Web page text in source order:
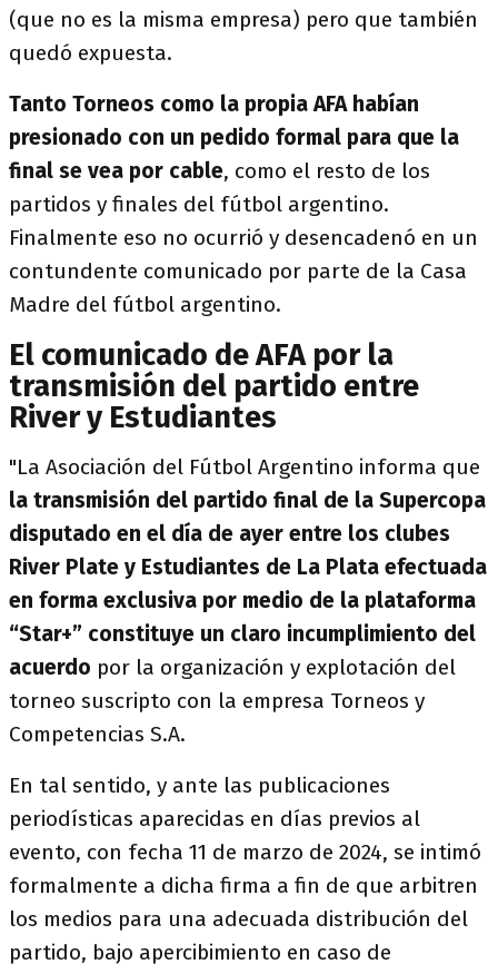
(que no es la misma empresa) pero que también
quedó expuesta.
Tanto Torneos como la propia AFA habían
presionado con un pedido formal para que la
final se vea por cable, como el resto de los
partidos y finales del fútbol argentino.
Finalmente eso no ocurrió y desencadenó en un
contundente comunicado por parte de la Casa
Madre del fútbol argentino.
El comunicado de AFA por la
transmisión del partido entre
River y Estudiantes
"La Asociación del Fútbol Argentino informa que
la transmisión del partido final de la Supercopa
disputado en el día de ayer entre los clubes
River Plate y Estudiantes de La Plata efectuada
en forma exclusiva por medio de la plataforma
“Star+” constituye un claro incumplimiento del
acuerdo por la organización y explotación del
torneo suscripto con la empresa Torneos y
Competencias S.A.
En tal sentido, y ante las publicaciones
periodísticas aparecidas en días previos al
evento, con fecha 11 de marzo de 2024, se intimó
formalmente a dicha firma a fin de que arbitren
los medios para una adecuada distribución del
partido, bajo apercibimiento en caso de